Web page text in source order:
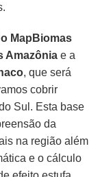
MapBiomas
Amazônia e a
, que será
cobrir
Sul. Esta base
da
na região além
e o cálculo